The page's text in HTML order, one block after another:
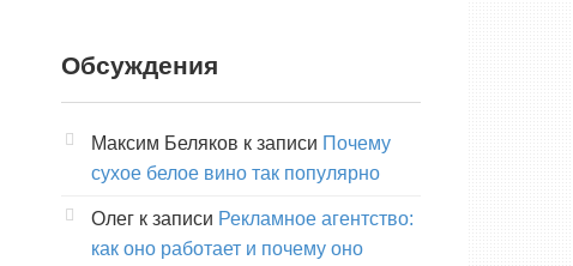
Обсуждения
Максим Беляков к записи Почему
сухое белое вино так популярно
Олег к записи Рекламное агентство:
как оно работает и почему оно